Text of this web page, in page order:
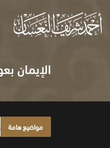
الإيمان
مواضيع هامة
لا يأخذ أمته بالسنين